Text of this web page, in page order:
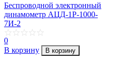
Беспроводной электронный
динамометр АЦД-1Р-1000-
7И-2
0
В корзину
В корзину